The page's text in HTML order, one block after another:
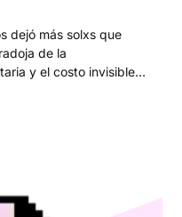
dejó más solxs que
de la
y el costo invisible